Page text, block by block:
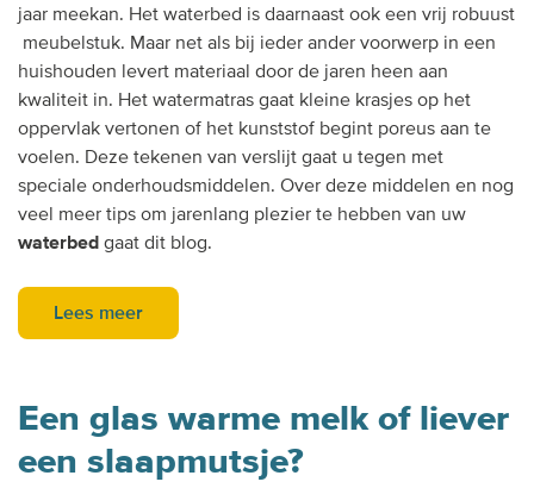
jaar meekan. Het waterbed is daarnaast ook een vrij robuust
meubelstuk. Maar net als bij ieder ander voorwerp in een
huishouden levert materiaal door de jaren heen aan
kwaliteit in. Het watermatras gaat kleine krasjes op het
oppervlak vertonen of het kunststof begint poreus aan te
voelen. Deze tekenen van verslijt gaat u tegen met
speciale onderhoudsmiddelen. Over deze middelen en nog
veel meer tips om jarenlang plezier te hebben van uw
waterbed gaat dit blog.
Lees meer
Een glas warme melk of liever
een slaapmutsje?